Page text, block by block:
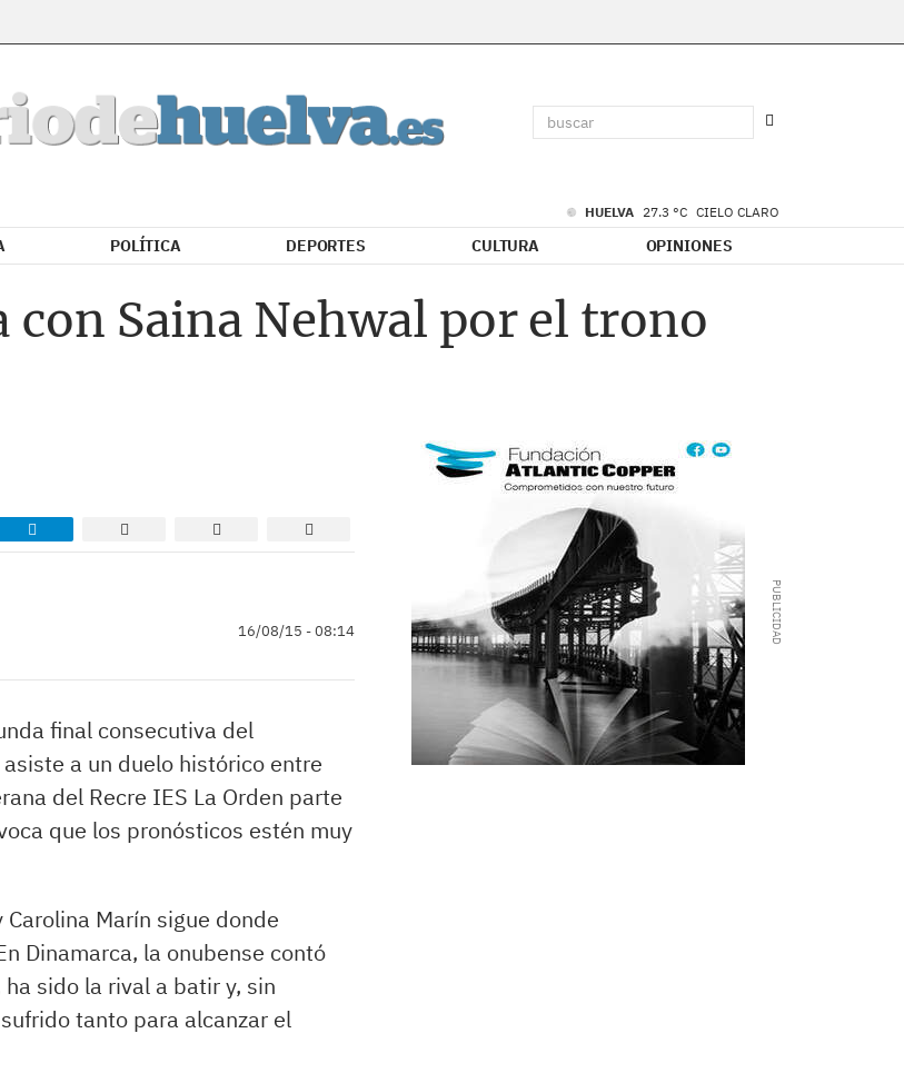
HUELVA 27.3 °C CIELO CLARO
POLÍTICA DEPORTES CULTURA OPINIONES
Saina Nehwal por el trono
16/08/15 - 08:14
final consecutiva del
a un duelo histórico entre
del Recre IES La Orden parte
que los pronósticos estén muy
Marín sigue donde
Dinamarca, la onubense contó
sido la rival a batir y, sin
tanto para alcanzar el